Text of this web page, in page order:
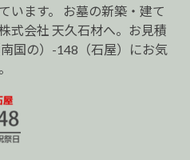
います。 お墓の新築・建て
式会社 天久石材へ。お見積
国の）-148（石屋）にお気